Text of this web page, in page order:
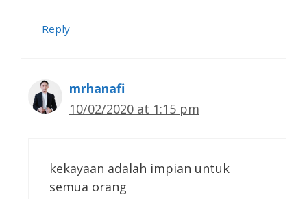
Reply
mrhanafi
10/02/2020 at 1:15 pm
kekayaan adalah impian untuk
semua orang